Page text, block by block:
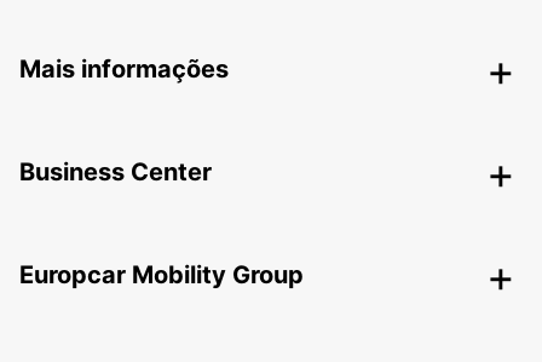
Mais informações
Business Center
Europcar Mobility Group